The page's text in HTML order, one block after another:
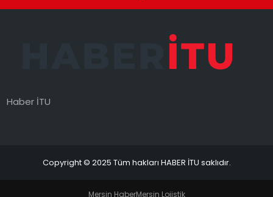
Haber İTU
Copyright © 2025 Tüm hakları HABER İTU saklıdır.
Mersin HaberMersin Lojistik